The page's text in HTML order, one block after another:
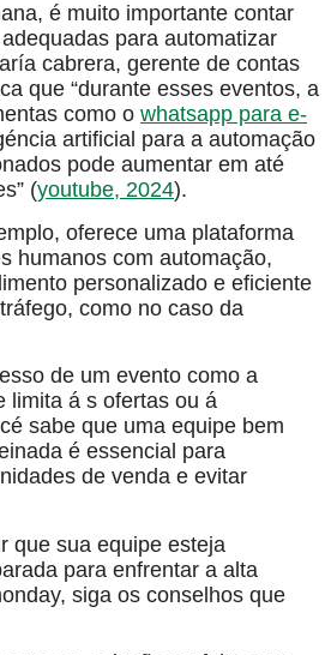
é muito importante contar
para automatizar
cabrera, gerente de contas
que “durante esses eventos, a
como o whatsapp para e-
artificial para a automação
pode aumentar em até
(youtube, 2024).
oferece uma plataforma
humanos com automação,
personalizado e eficiente
como no caso da
de um evento como a
limita á s ofertas ou á
sabe que uma equipe bem
é essencial para
de venda e evitar
que sua equipe esteja
para enfrentar a alta
siga os conselhos que